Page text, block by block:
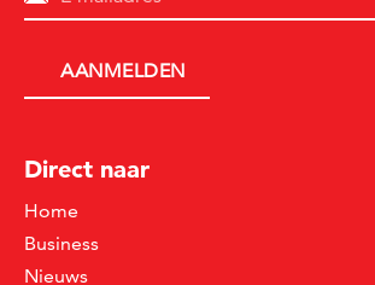
Direct naar
Home
Business
Nieuws